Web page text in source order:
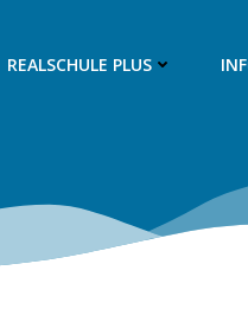
REALSCHULE PLUS